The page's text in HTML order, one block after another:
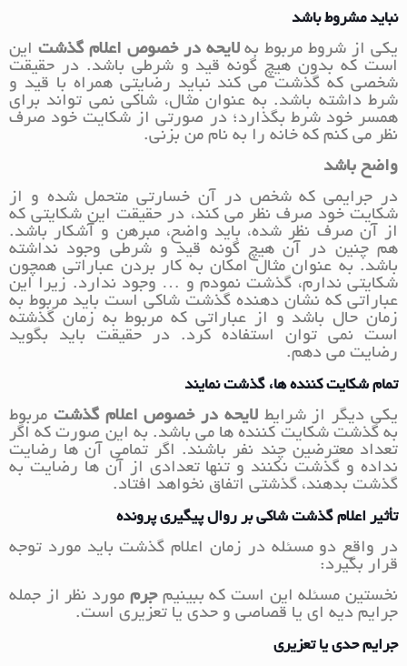
نباید مشروط باشد
یکی از شروط مربوط بهلایحه در خصوص اعلام گذشت این
است که بدون هیچ گونه قید و شرطی باشد. در حقیقت
شخصی که گذشت می کند نباید رضایتی همراه با قید و
شرط داشته باشد. به عنوان مثال، شاکی نمی تواند برای
همسر خود شرط بگذارد؛ در صورتی از شکایت خود صرف
نظر می کنم که خانه را به نام من بزنی.
واضح باشد
در جرایمی که شخص در آن خسارتی متحمل شده و از
شکایت خود صرف نظر می کند، در حقیقت این شکایتی که
از آن صرف نظر شده، باید واضح، مبرهن و آشکار باشد.
هم چنین در آن هیچ گونه قید و شرطی وجود نداشته
باشد. به عنوان مثال امکان به کار بردن عباراتی همچون
شکایتی ندارم، گذشت نمودم و … وجود ندارد. زیرا این
عباراتی که نشان دهنده گذشت شاکی است باید مربوط به
زمان حال باشد و از عباراتی که مربوط به زمان گذشته
است نمی توان استفاده کرد. در حقیقت باید بگوید
رضایت می دهم.
تمام شکایت کننده ها، گذشت نمایند
یکی دیگر از شرایطلایحه در خصوص اعلام گذشت مربوط
به گذشت شکایت کننده ها می باشد. به این صورت که اگر
تعداد معترضین چند نفر باشند. اگر تمامی آن ها رضایت
نداده و گذشت نکنند و تنها تعدادی از آن ها رضایت به
گذشت بدهند، گذشتی اتفاق نخواهد افتاد.
تأثیر اعلام گذشت شاکی بر روال پیگیری پرونده
در واقع دو مسئله در زمان اعلام گذشت باید مورد توجه
قرار بگیرد:
نخستین مسئله این است که ببینیمجرم مورد نظر از جمله
جرایم دیه ای یا قصاصی و حدی یا تعزیری است.
جرایم حدی یا تعزیری